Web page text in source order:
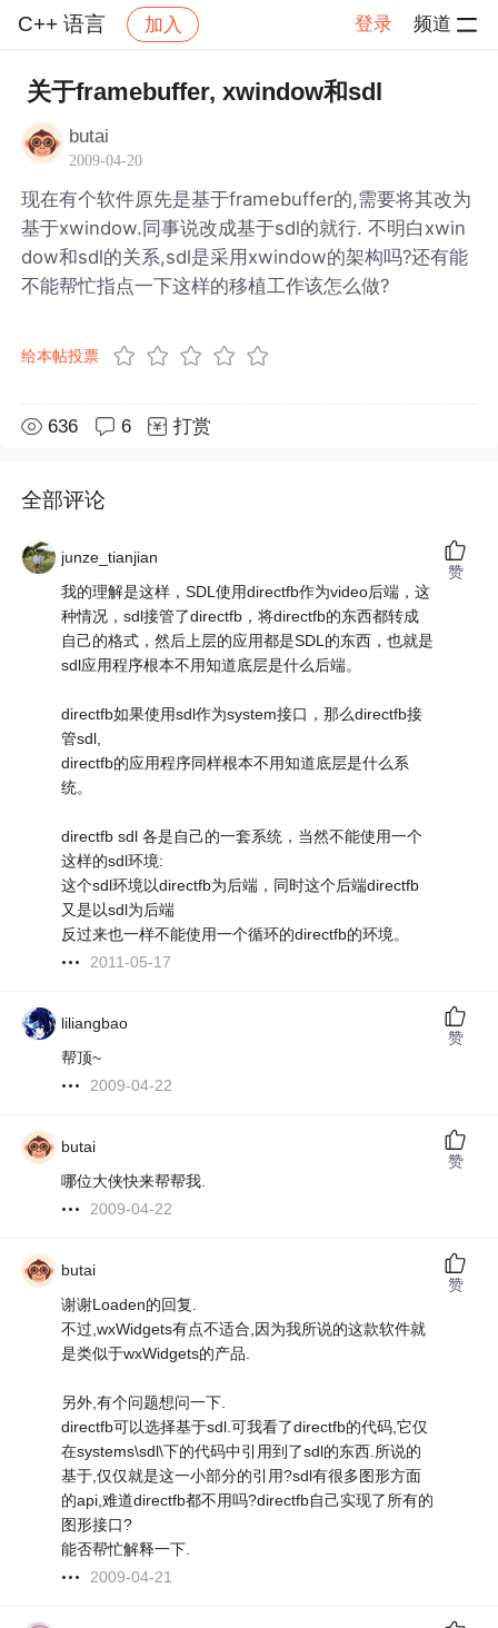
C++ 语言 加入 登录 频道
社区 C++ 语言 帖子详情
关于framebuffer, xwindow和sdl
butai
2009-04-20
现在有个软件原先是基于framebuffer的,需要将其改为
基于xwindow.同事说改成基于sdl的就行. 不明白xwin
dow和sdl的关系,sdl是采用xwindow的架构吗?还有能
不能帮忙指点一下这样的移植工作该怎么做?
给本帖投票
636 6 打赏
全部评论
junze_tianjian
我的理解是这样，SDL使用directfb作为video后端，这
种情况，sdl接管了directfb，将directfb的东西都转成
自己的格式，然后上层的应用都是SDL的东西，也就是
sdl应用程序根本不用知道底层是什么后端。
directfb如果使用sdl作为system接口，那么directfb接
管sdl,
directfb的应用程序同样根本不用知道底层是什么系
统。
directfb sdl 各是自己的一套系统，当然不能使用一个
这样的sdl环境:
这个sdl环境以directfb为后端，同时这个后端directfb
又是以sdl为后端
反过来也一样不能使用一个循环的directfb的环境。
2011-05-17
赞
liliangbao
帮顶~
2009-04-22
赞
butai
哪位大侠快来帮帮我.
2009-04-22
赞
butai
谢谢Loaden的回复.
不过,wxWidgets有点不适合,因为我所说的这款软件就
是类似于wxWidgets的产品.
另外,有个问题想问一下.
directfb可以选择基于sdl.可我看了directfb的代码,它仅
在systems\sdl\下的代码中引用到了sdl的东西.所说的
基于,仅仅就是这一小部分的引用?sdl有很多图形方面
的api,难道directfb都不用吗?directfb自己实现了所有的
图形接口?
能否帮忙解释一下.
2009-04-21
赞